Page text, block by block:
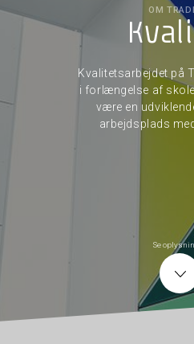
OM
Kvalitetsarbejdet på
i forlængelse af
være en
arbejdsplads
Se